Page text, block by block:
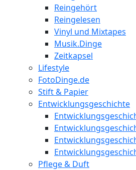
Reingehört
Reingelesen
Vinyl und Mixtapes
Musik.Dinge
Zeitkapsel
Lifestyle
FotoDinge.de
Stift & Papier
Entwicklungsgeschichte
Pflege & Duft